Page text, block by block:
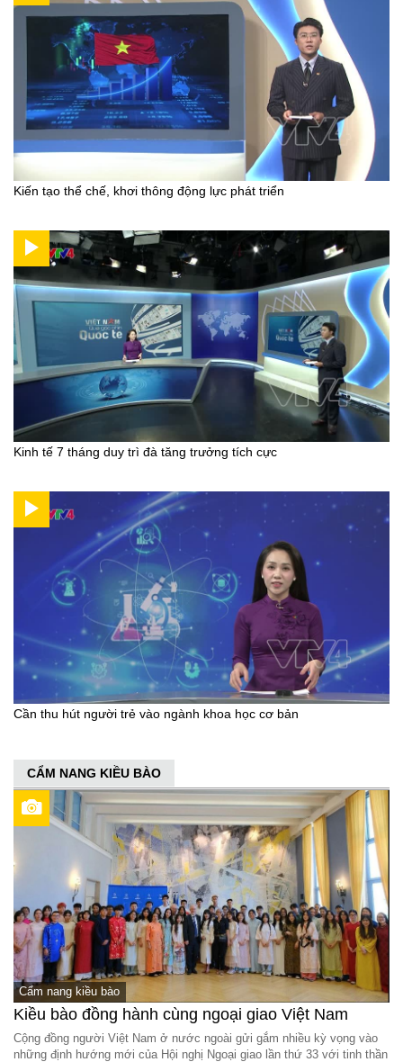
Kiến tạo thể chế, khơi thông động lực phát triển
Kinh tế 7 tháng duy trì đà tăng trưởng tích cực
Cần thu hút người trẻ vào ngành khoa học cơ bản
CẨM NANG KIỀU BÀO
Cẩm nang kiều bào
Kiều bào đồng hành cùng ngoại giao Việt Nam
Cộng đồng người Việt Nam ở nước ngoài gửi gắm nhiều kỳ vọng vào
những định hướng mới của Hội nghị Ngoại giao lần thứ 33 với tinh thần